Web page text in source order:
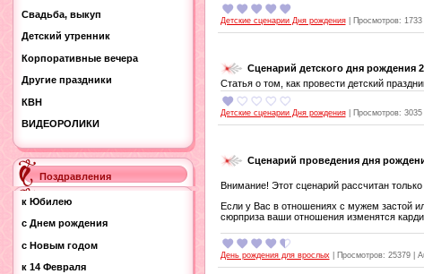
Свадьба, выкуп
Детский утренник
Корпоративные вечера
Другие праздники
КВН
ВИДЕОРОЛИКИ
Поздравления
к Юбилею
с Днем рождения
с Новым годом
к 14 Февраля
Детские сценарии Дня рождения| Просмотров: 1733|
Сценарий детского дня рождения
Статья о том, как провести детский
Детские сценарии Дня рождения| Просмотров: 3035|
Сценарий проведения дня
Внимание! Этот сценарий рассчитан
Если у Вас в отношениях с мужем застой
сюрприза ваши отношения изменятся
День рождения для врослых| Просмотров: 25379|